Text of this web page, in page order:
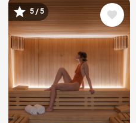
Afbeelding
5 / 5